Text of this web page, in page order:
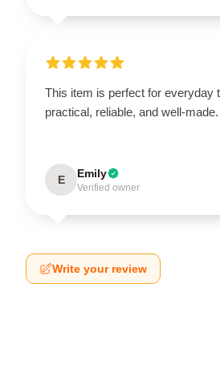
This item is perfect for everyday
practical, reliable, and well-made.
E Emily
Verified owner
Write your review